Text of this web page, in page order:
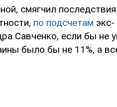
смягчил
по подсчетам экс-
Савченко, если бы не
было бы не 11%, а